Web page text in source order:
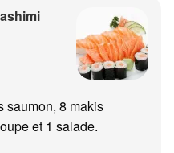
saumon, 8 makis
et 1 salade.